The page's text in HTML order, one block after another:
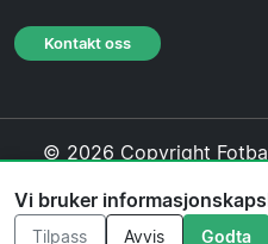
Kontakt oss
© 2026 Copyright
Informasjonskapsel-
Vi bruker
Tilpass
Avvis Godta